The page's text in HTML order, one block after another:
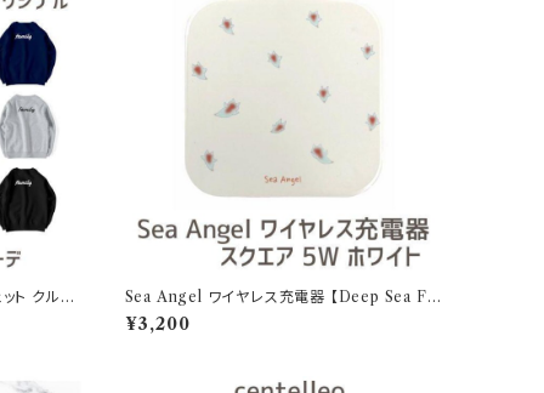
ト クルー
パ 家族
Sea Angel ワイヤレス充電器 【Deep Sea Fri
ends】 スクエア 5W ホワイト
¥3,200